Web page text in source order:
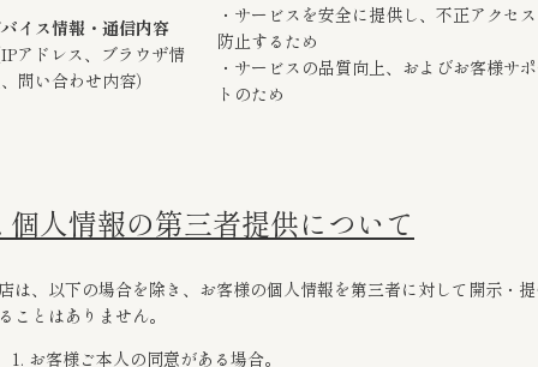
イス情報・通信内容
アドレス、ブラウザ情
問い合わせ内容）
・サービスを安全に提供し、不正アクセ
防止するため
・サービスの品質向上、およびお客様サ
トのため
個人情報の第三者提供について
は、以下の場合を除き、お客様の個人情報を第三者に対して開示・
ことはありません。
お客様ご本人の同意がある場合。